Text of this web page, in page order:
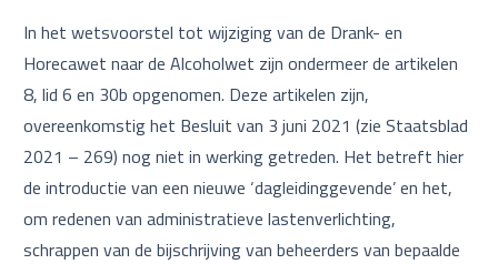
In het wetsvoorstel tot wijziging van de Drank- en
Horecawet naar de Alcoholwet zijn ondermeer de artikelen
8, lid 6 en 30b opgenomen. Deze artikelen zijn,
overeenkomstig het Besluit van 3 juni 2021 (zie Staatsblad
2021 – 269) nog niet in werking getreden. Het betreft hier
de introductie van een nieuwe ‘dagleidinggevende’ en het,
om redenen van administratieve lastenverlichting,
schrappen van de bijschrijving van beheerders van bepaalde